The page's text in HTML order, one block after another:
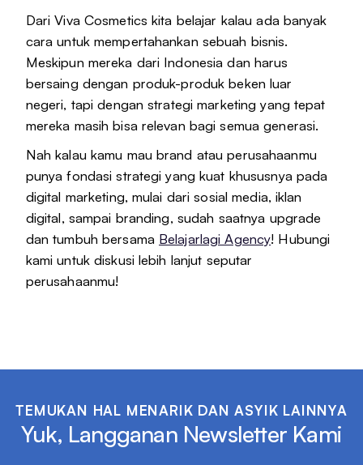
Dari Viva Cosmetics kita belajar kalau ada banyak
cara untuk mempertahankan sebuah bisnis.
Meskipun mereka dari Indonesia dan harus
bersaing dengan produk-produk beken luar
negeri, tapi dengan strategi marketing yang tepat
mereka masih bisa relevan bagi semua generasi.
Nah kalau kamu mau brand atau perusahaanmu
punya fondasi strategi yang kuat khususnya pada
digital marketing, mulai dari sosial media, iklan
digital, sampai branding, sudah saatnya upgrade
dan tumbuh bersama Belajarlagi Agency! Hubungi
kami untuk diskusi lebih lanjut seputar
perusahaanmu!
TEMUKAN HAL MENARIK DAN ASYIK LAINNYA
Yuk, Langganan Newsletter Kami